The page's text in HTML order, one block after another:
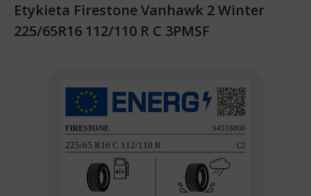
Etykieta Firestone Vanhawk 2 Winter
225/65R16 112/110 R C 3PMSF